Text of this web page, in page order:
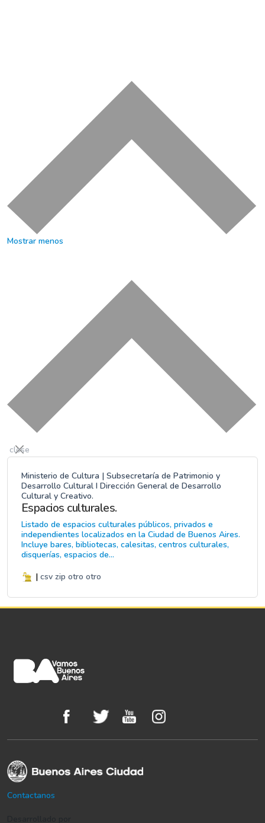
Mostrar menos
close
Ministerio de Cultura | Subsecretaría de Patrimonio y
Desarrollo Cultural I Dirección General de Desarrollo
Cultural y Creativo.
Espacios culturales.
Listado de espacios culturales públicos, privados e
independientes localizados en la Ciudad de Buenos Aires.
Incluye bares, bibliotecas, calesitas, centros culturales,
disquerías, espacios de...
| csv zip otro otro
Contactanos